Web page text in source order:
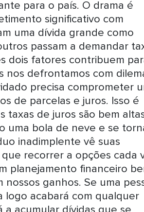
para o país. O drama é
significativo com
uma dívida grande como
passam a demandar
dois fatores contribuem
nos defrontamos com
precisa comprometer
de parcelas e juros. Isso é
taxas de juros são bem
uma bola de neve e se
inadimplente vê suas
recorrer a opções cada
planejamento financeiro
ganhos. Se uma
logo acabará com qualquer